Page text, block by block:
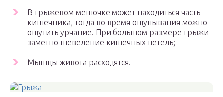
В грыжевом мешочке может находиться часть
кишечника, тогда во время ощупывания можно
ощутить урчание. При большом размере грыжи
заметно шевеление кишечных петель;
Мышцы живота расходятся.